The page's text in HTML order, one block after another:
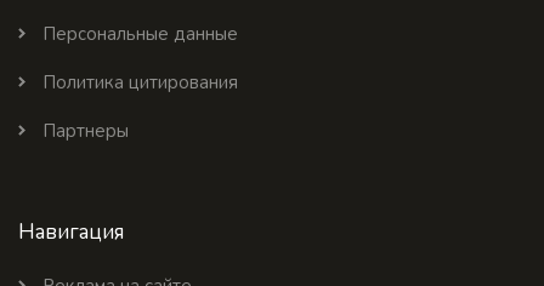
Персональные данные
Политика цитирования
Партнеры
Навигация